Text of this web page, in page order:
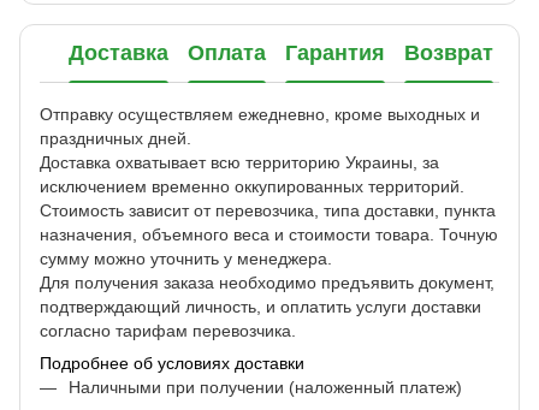
Доставка Оплата Гарантия Возврат
Отправку осуществляем ежедневно, кроме выходных и
праздничных дней.
Доставка охватывает всю территорию Украины, за
исключением временно оккупированных территорий.
Стоимость зависит от перевозчика, типа доставки, пункта
назначения, объемного веса и стоимости товара. Точную
сумму можно уточнить у менеджера.
Для получения заказа необходимо предъявить документ,
подтверждающий личность, и оплатить услуги доставки
согласно тарифам перевозчика.
Подробнее об условиях доставки
Наличными при получении (наложенный платеж)